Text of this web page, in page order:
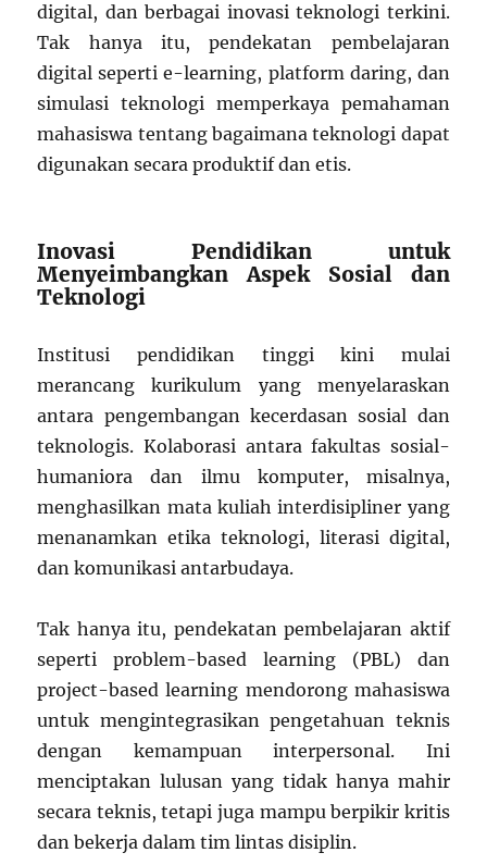
digital, dan berbagai inovasi teknologi terkini.
Tak hanya itu, pendekatan pembelajaran
digital seperti e-learning, platform daring, dan
simulasi teknologi memperkaya pemahaman
mahasiswa tentang bagaimana teknologi dapat
digunakan secara produktif dan etis.
Inovasi Pendidikan untuk
Menyeimbangkan Aspek Sosial dan
Teknologi
Institusi pendidikan tinggi kini mulai
merancang kurikulum yang menyelaraskan
antara pengembangan kecerdasan sosial dan
teknologis. Kolaborasi antara fakultas sosial-
humaniora dan ilmu komputer, misalnya,
menghasilkan mata kuliah interdisipliner yang
menanamkan etika teknologi, literasi digital,
dan komunikasi antarbudaya.
Tak hanya itu, pendekatan pembelajaran aktif
seperti problem-based learning (PBL) dan
project-based learning mendorong mahasiswa
untuk mengintegrasikan pengetahuan teknis
dengan kemampuan interpersonal. Ini
menciptakan lulusan yang tidak hanya mahir
secara teknis, tetapi juga mampu berpikir kritis
dan bekerja dalam tim lintas disiplin.